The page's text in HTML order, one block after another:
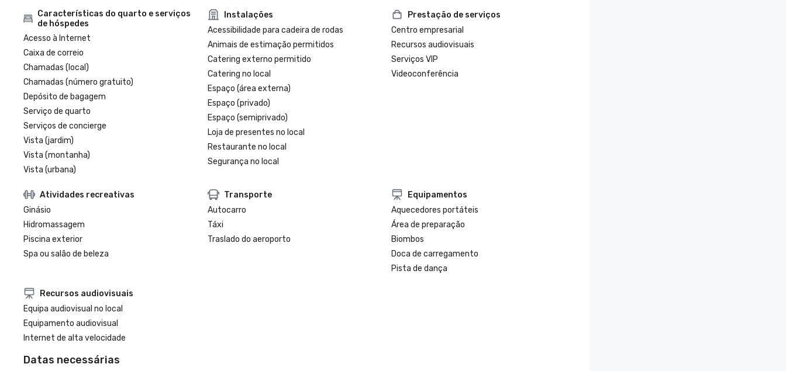
Características do quarto e serviços
de hóspedes
Acesso à Internet
Caixa de correio
Chamadas (local)
Chamadas (número gratuito)
Depósito de bagagem
Serviço de quarto
Serviços de concierge
Vista (jardim)
Vista (montanha)
Vista (urbana)
Instalações
Acessibilidade para cadeira de rodas
Animais de estimação permitidos
Catering externo permitido
Catering no local
Espaço (área externa)
Espaço (privado)
Espaço (semiprivado)
Loja de presentes no local
Restaurante no local
Segurança no local
Prestação de serviços
Centro empresarial
Recursos audiovisuais
Serviços VIP
Videoconferência
Atividades recreativas
Ginásio
Hidromassagem
Piscina exterior
Spa ou salão de beleza
Transporte
Autocarro
Táxi
Traslado do aeroporto
Equipamentos
Aquecedores portáteis
Área de preparação
Biombos
Doca de carregamento
Pista de dança
Recursos audiovisuais
Equipa audiovisual no local
Equipamento audiovisual
Internet de alta velocidade
Datas necessárias